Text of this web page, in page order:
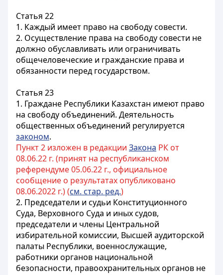
Статья 22
1. Каждый имеет право на свободу совести.
2. Осуществление права на свободу совести не
должно обуславливать или ограничивать
общечеловеческие и гражданские права и
обязанности перед государством.
Статья 23
1. Граждане Республики Казахстан имеют право
на свободу объединений. Деятельность
общественных объединений регулируется
законом.
Пункт 2 изложен в редакции Закона РК от
08.06.22 г. (принят на республиканском
референдуме 05.06.22 г., официальное
сообщение о результатах опубликовано
08.06.2022 г.) (см. стар. ред.)
2. Председатели и судьи Конституционного
Суда, Верховного Суда и иных судов,
председатели и члены Центральной
избирательной комиссии, Высшей аудиторской
палаты Республики, военнослужащие,
работники органов национальной
безопасности, правоохранительных органов не